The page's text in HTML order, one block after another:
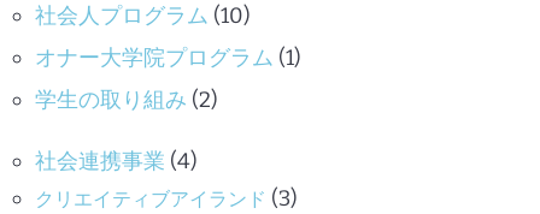
社会人プログラム (10)
オナー大学院プログラム (1)
学生の取り組み (2)
社会連携事業 (4)
クリエイティブアイランド (3)